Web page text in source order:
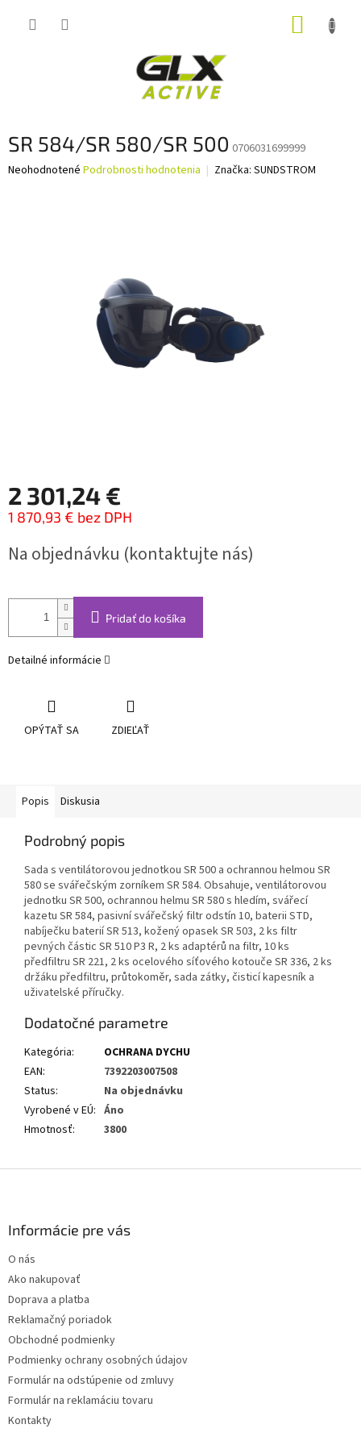
SR 584/SR 580/SR 500 0706031699999
Priemerné
Neohodnotené Podrobnosti hodnotenia Značka: SUNDSTROM
2 301,24 €
1 870,93 € bez DPH
cena:
Na objednávku (kontaktujte nás)
Pridať do košíka
Detailné informácie
OPÝTAŤ SA ZDIEĽAŤ
Popis Diskusia
Podrobný popis
Sada s ventilátorovou jednotkou SR 500 a ochrannou helmou SR
580 se svářečským zorníkem SR 584. Obsahuje, ventilátorovou
jednotku SR 500, ochrannou helmu SR 580 s hledím, svářecí
kazetu SR 584, pasivní svářečský filtr odstín 10, baterii STD,
nabíječku baterií SR 513, kožený opasek SR 503, 2 ks filtr
pevných částic SR 510 P3 R, 2 ks adaptérů na filtr, 10 ks
předfiltru SR 221, 2 ks ocelového síťového kotouče SR 336, 2 ks
držáku předfiltru, průtokoměr, sada zátky, čisticí kapesník a
uživatelské příručky.
Dodatočné parametre
Kategória:
OCHRANA DYCHU
EAN:
7392203007508
Status:
Na objednávku
Vyrobené v EÚ: Áno
Hmotnosť: 3800
Informácie pre vás
O nás
Ako nakupovať
Doprava a platba
Reklamačný poriadok
Obchodné podmienky
Podmienky ochrany osobných údajov
Formulár na odstúpenie od zmluvy
Formulár na reklamáciu tovaru
Kontakty